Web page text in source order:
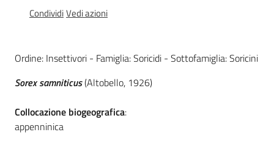
Rete
Natura
Foreste
Biodiversità
CondividiVedi azioni
Ordine: Insettivori - Famiglia: Soricidi - Sottofamiglia: Soricini
Sorex samniticus(Altobello, 1926)
Collocazione biogeografica:
appenninica